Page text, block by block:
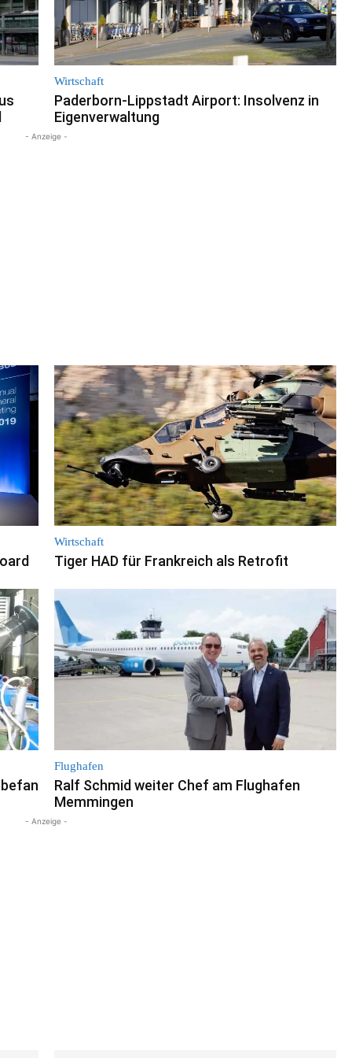
Wirtschaft
Paderborn-Lippstadt Airport: Insolvenz in
Eigenverwaltung
- Anzeige -
Wirtschaft
Tiger HAD für Frankreich als Retrofit
Flughafen
Ralf Schmid weiter Chef am Flughafen
Memmingen
- Anzeige -